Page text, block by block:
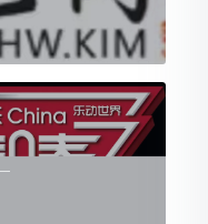
声逐梦启新程 —